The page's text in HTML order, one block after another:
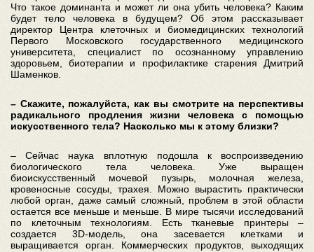
Что такое доминанта и может ли она убить человека? Каким
будет тело человека в будущем? Об этом рассказывает
директор Центра клеточных и биомедицинских технологий
Первого Московского государственного медицинского
университета, специалист по осознанному управлению
здоровьем, биотерапии и профилактике старения Дмитрий
Шаменков.
– Скажите, пожалуйста, как вы смотрите на перспективы
радикального продления жизни человека с помощью
искусственного тела? Насколько мы к этому близки?
– Сейчас наука вплотную подошла к воспроизведению
биологического тела человека. Уже выращен
биоискусственный мочевой пузырь, молочная железа,
кровеносные сосуды, трахея. Можно вырастить практически
любой орган, даже самый сложный, проблем в этой области
остается все меньше и меньше. В мире тысячи исследований
по клеточным технологиям. Есть тканевые принтеры –
создается 3D-модель, она засевается клетками и
выращивается орган. Коммерческих продуктов, выходящих